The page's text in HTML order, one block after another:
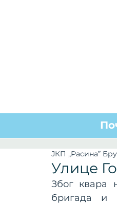
Улице
ЈКП „Расина”
Због квара
бригада и